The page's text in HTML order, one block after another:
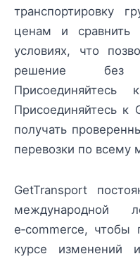
транспортировку
ценам и сравнить
условиях, что
решение без
Присоединяйтесь к
получать
перевозки по всему
GetTransport
международной
e‑commerce, чтобы
курсе изменений